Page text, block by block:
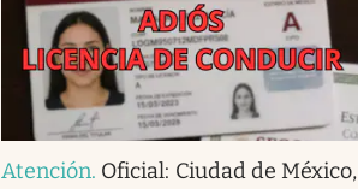
Atención. Oficial: Ciudad de México,